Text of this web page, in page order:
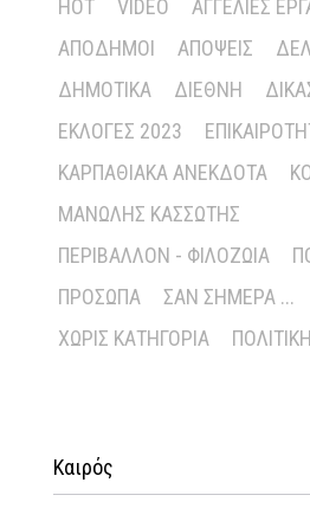
HOT
VIDEO ΑΓΓΕΛΊΕΣ
ΑΠΌΔΗΜΟΙ
ΑΠΌΨΕΙΣ
ΔΗΜΟΤΙΚΆ
ΔΙΕΘΝΉ
ΕΚΛΟΓΈΣ 2023
ΚΑΡΠΑΘΙΑΚΆ ΑΝΈΚΔΟΤΑ
ΜΑΝΏΛΗΣ ΚΑΣΣΏΤΗΣ
ΠΕΡΙΒΆΛΛΟΝ - ΦΙΛΟΖΩΊΑ
ΠΡΌΣΩΠΑ
ΣΑΝ ΣΉΜΕΡΑ ...
ΧΩΡΊΣ ΚΑΤΗΓΟΡΊΑ
ΠΟΛΙΤΙΚΉ
Καιρός